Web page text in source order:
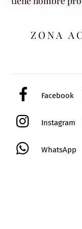
ZONA
Facebook
Instagram
WhatsApp